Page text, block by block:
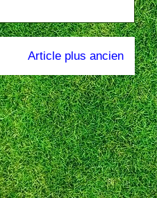
Article plus ancien